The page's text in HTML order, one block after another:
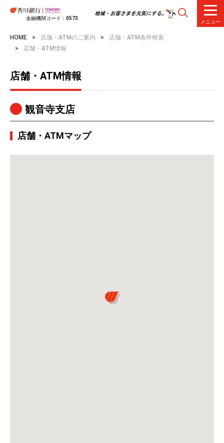
金融機関コード：0573
メニュー
HOME 店舗・ATMのご案内
店舗・ATM条件検索
店舗・ATM情報
店舗・ATM情報
観音寺支店
店舗・ATMマップ